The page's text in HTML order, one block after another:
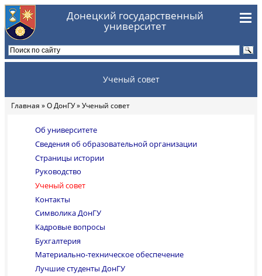
Перейти к основному содержаниюДонецкий государственный
университет
Ученый совет
Вы здесь
Главная »О ДонГУ» Ученый совет
Об университете
Сведения об образовательной организации
Страницы истории
Руководство
Ученый совет
Контакты
Символика ДонГУ
Кадровые вопросы
Бухгалтерия
Материально-техническое обеспечение
Лучшие студенты ДонГУ